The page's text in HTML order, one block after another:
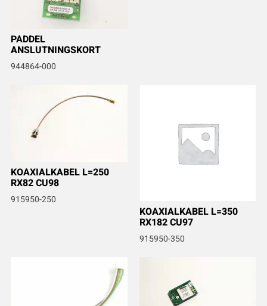
PADDEL
ANSLUTNINGSKORT
944864-000
KOAXIALKABEL L=250
RX82 CU98
915950-250
KOAXIALKABEL L=350
RX182 CU97
915950-350